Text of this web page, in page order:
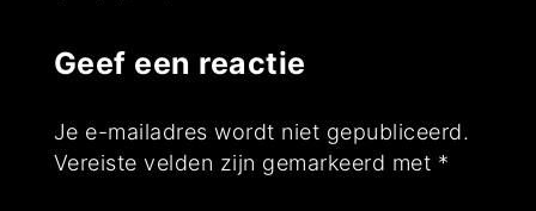
Geef een reactie
Je e-mailadres wordt niet gepubliceerd.
Vereiste velden zijn gemarkeerd met *